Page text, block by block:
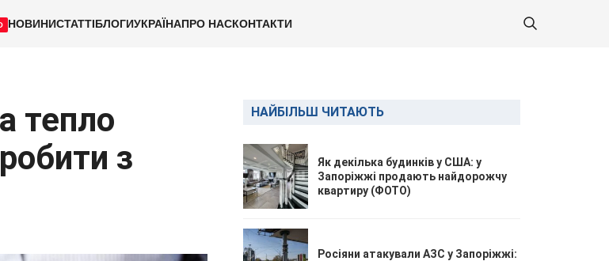
НОВИНИСТАТТІБЛОГИУКРАЇНАПРО НАСКОНТАКТИ
тепло
з
НАЙБІЛЬШ ЧИТАЮТЬ
Як декілька будинків у США: у
Запоріжжі продають найдорожчу
квартиру (ФОТО)
Росіяни атакували АЗС у Запоріжжі: